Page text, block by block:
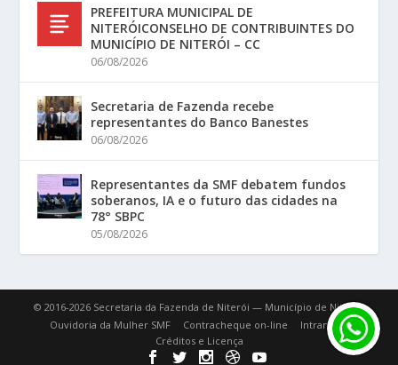
PREFEITURA MUNICIPAL DE
NITERÓICONSELHO DE CONTRIBUINTES DO
MUNICÍPIO DE NITERÓI – CC
06/08/2026
Secretaria de Fazenda recebe
representantes do Banco Banestes
06/08/2026
Representantes da SMF debatem fundos
soberanos, IA e o futuro das cidades na
78° SBPC
05/08/2026
© 2016-2026 Secretaria da Fazenda de Niterói — Município de Niterói.
Ouvidoria da Mulher SMF
Contracheque on-line
Intranet
Créditos e Licença